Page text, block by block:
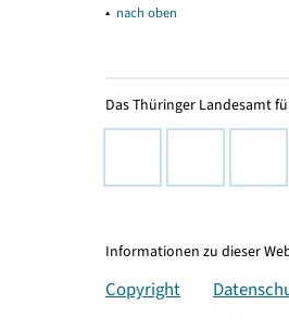
▴ nach oben
Das Thüringer Landesamt
Informationen zu dieser
Copyright